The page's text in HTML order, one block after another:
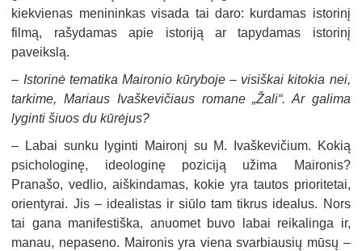
kiekvienas menininkas visada tai daro: kurdamas istorinį
filmą, rašydamas apie istoriją ar tapydamas istorinį
paveikslą.
– Istorinė tematika Maironio kūryboje – visiškai kitokia nei,
tarkime, Mariaus Ivaškevičiaus romane „Žali“. Ar galima
lyginti šiuos du kūrėjus?
– Labai sunku lyginti Maironį su M. Ivaškevičium. Kokią
psichologinę, ideologinę poziciją užima Maironis?
Pranašo, vedlio, aiškindamas, kokie yra tautos prioritetai,
orientyrai. Jis – idealistas ir siūlo tam tikrus idealus. Nors
tai gana manifestiška, anuomet buvo labai reikalinga ir,
manau, nepaseno. Maironis yra viena svarbiausių mūsų –